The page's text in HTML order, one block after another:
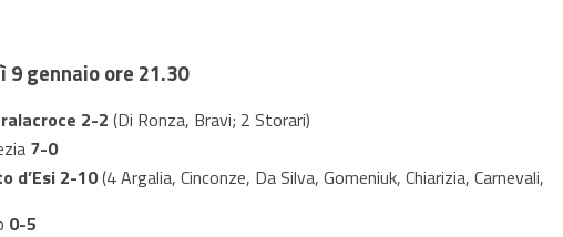
gennaio ore 21.30
2-2 (Di Ronza, Bravi; 2 Storari)
7-0
d’Esi 2-10(4 Argalia, Cinconze, Da Silva, Gomeniuk, Chiarizia, Carnevali,
0-5